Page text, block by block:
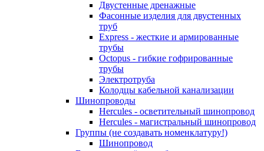
Двустенные дренажные
Фасонные изделия для двустенных
труб
Express - жесткие и армированные
трубы
Octopus - гибкие гофрированные
трубы
Электротруба
Колодцы кабельной канализации
Шинопроводы
Hercules - осветительный шинопровод
Hercules - магистральный шинопровод
Группы (не создавать номенклатуру!)
Шинопровод